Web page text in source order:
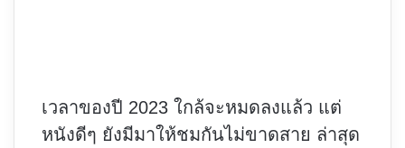
เวลาของปี 2023 ใกล้จะหมดลงแล้ว แต่
หนังดีๆ ยังมีมาให้ชมกันไม่ขาดสาย ล่าสุด